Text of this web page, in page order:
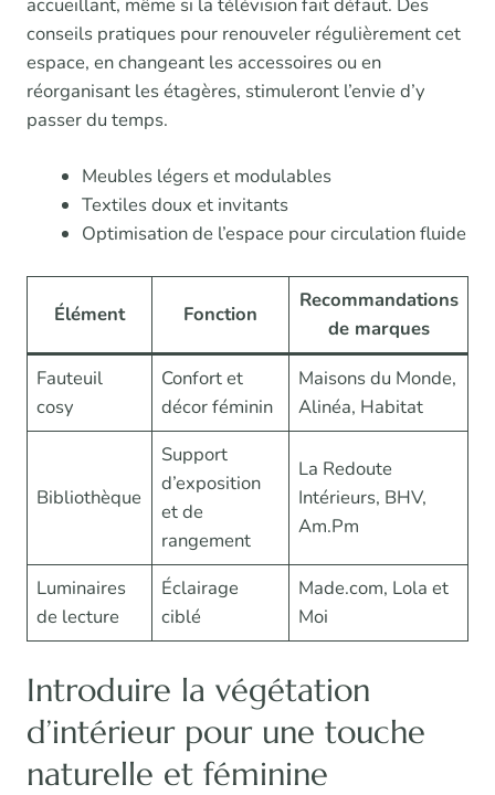
conseils pratiques pour renouveler régulièrement cet
espace, en changeant les accessoires ou en
réorganisant les étagères, stimuleront l’envie d’y
passer du temps.
Meubles légers et modulables
Textiles doux et invitants
Optimisation de l’espace pour circulation fluide
Élément Fonction
Recommandations
de marques
Fauteuil
cosy
Confort et
décor féminin
Maisons du Monde,
Alinéa, Habitat
Bibliothèque
Support
d’exposition
et de
rangement
La Redoute
Intérieurs, BHV,
Am.Pm
Luminaires
de lecture
Éclairage
ciblé
Made.com, Lola et
Moi
Introduire la végétation
d’intérieur pour une touche
naturelle et féminine